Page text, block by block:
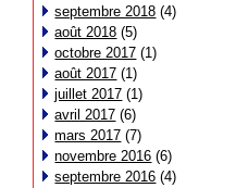
septembre 2018 (4)
août 2018 (5)
octobre 2017 (1)
août 2017 (1)
juillet 2017 (1)
avril 2017 (6)
mars 2017 (7)
novembre 2016 (6)
septembre 2016 (4)